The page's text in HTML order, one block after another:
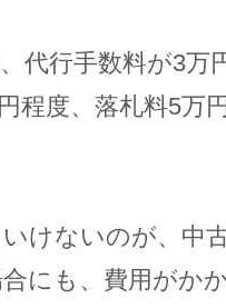
代行手数料が3万
程度、落札料5万
けないのが、中
にも、費用がか